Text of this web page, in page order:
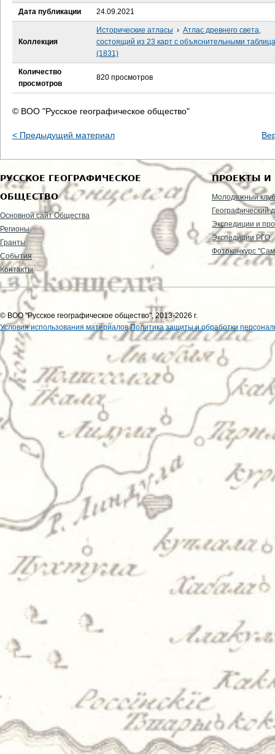
Дата публикации 24.09.2021
Коллекция
Исторические атласы › Атлас древнего света,
состоящий из 23 карт с объяснительными
(1831)
Количество
просмотров
820 просмотров
© ВОО "Русское географическое общество"
< Предыдущий материал
РУССКОЕ ГЕОГРАФИЧЕСКОЕ
ОБЩЕСТВО
Основной сайт Общества
Регионы
Гранты
События
Контакты
ПРОЕКТЫ И
Молодежный клуб
Географический
Экспедиции и
Экспедиции РГО
Фотоконкурс
© ВОО "Русское географическое общество", 2013-2026 г.
Условия использования материалов Политика защиты и обработки